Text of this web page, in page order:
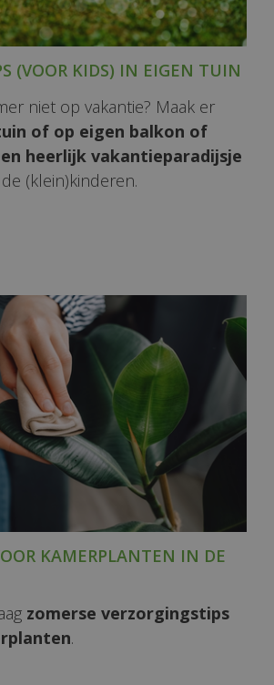
(VOOR KIDS) IN EIGEN TUIN
niet op vakantie? Maak er
of op eigen balkon of
heerlijk vakantieparadijsje
(klein)kinderen.
KAMERPLANTEN IN DE
zomerse verzorgingstips
.